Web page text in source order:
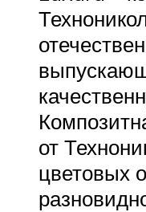
от
цветовых